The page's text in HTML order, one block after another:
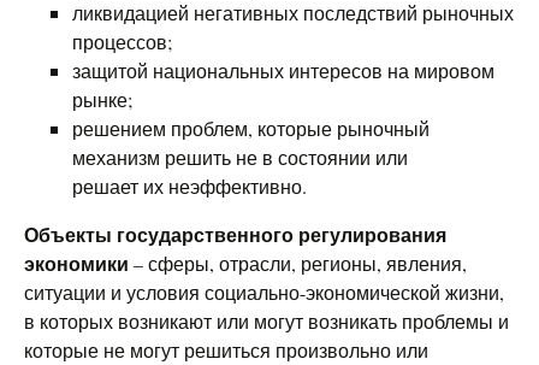
ликвидацией негативных последствий рыночных
процессов;
защитой национальных интересов на мировом
рынке;
решением проблем, которые рыночный
механизм решить не в состоянии или
решает их неэффективно.
Объекты государственного регулирования
экономики – сферы, отрасли, регионы, явления,
ситуации и условия социально-экономической жизни,
в которых возникают или могут возникать проблемы и
которые не могут решиться произвольно или